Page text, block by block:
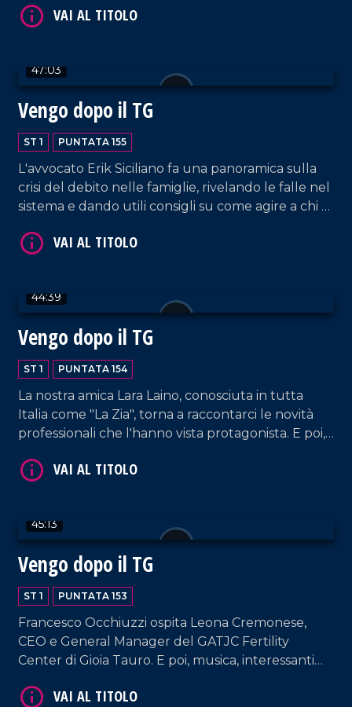
47:03
Vengo dopo il TG
ST 1 PUNTATA 155
L'avvocato Erik Siciliano fa una panoramica sulla
crisi del debito nelle famiglie, rivelando le falle nel
sistema e dando utili consigli su come agire a chi è
44:39
Vengo dopo il TG
ST 1 PUNTATA 154
La nostra amica Lara Laino, conosciuta in tutta
Italia come "La Zia", torna a raccontarci le novità
professionali che l'hanno vista protagonista. E poi,
suo chitarrista Tani Lo Schiavo) racconta la sua
Stella".
45:13
Vengo dopo il TG
ST 1 PUNTATA 153
Francesco Occhiuzzi ospita Leona Cremonese,
CEO e General Manager del GATJC Fertility
Center di Gioia Tauro. E poi, musica, interessanti
VAI AL TITOLO
VAI AL TITOLO
VAI AL TITOLO